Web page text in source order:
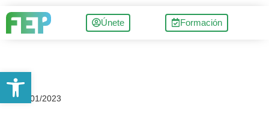
Únete Formación
27/01/2023
Abrir barra de herramientas